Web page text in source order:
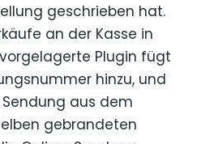
geschrieben hat.
an der Kasse in
Plugin fügt
hinzu, und
aus dem
gebrandeten